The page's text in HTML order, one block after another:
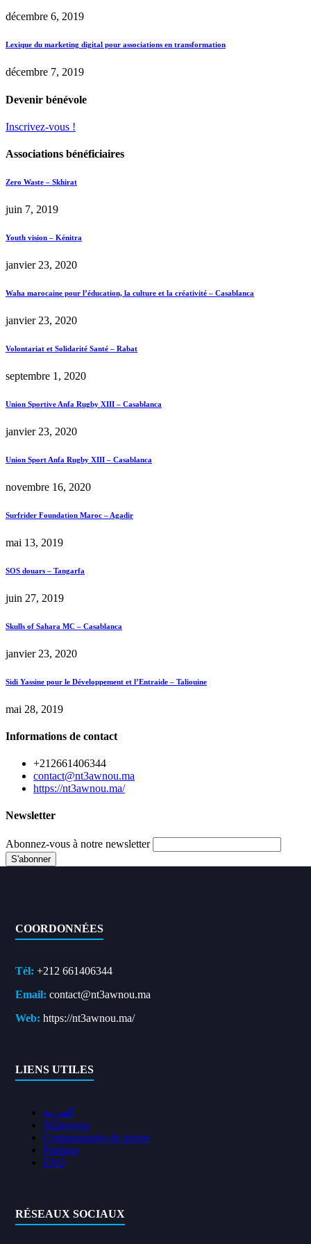
décembre 6, 2019
Lexique du marketing digital pour associations en transformation
décembre 7, 2019
Devenir bénévole
Inscrivez-vous !
Associations bénéficiaires
Zero Waste – Skhirat
juin 7, 2019
Youth vision – Kénitra
janvier 23, 2020
Waha marocaine pour l’éducation, la culture et la créativité – Casablanca
janvier 23, 2020
Volontariat et Solidarité Santé – Rabat
septembre 1, 2020
Union Sportive Anfa Rugby XIII – Casablanca
janvier 23, 2020
Union Sport Anfa Rugby XIII – Casablanca
novembre 16, 2020
Surfrider Foundation Maroc – Agadir
mai 13, 2019
SOS douars – Tangarfa
juin 27, 2019
Skulls of Sahara MC – Casablanca
janvier 23, 2020
Sidi Yassine pour le Développement et l’Entraide – Taliouine
mai 28, 2019
Informations de contact
+212661406344
contact@nt3awnou.ma
https://nt3awnou.ma/
Newsletter
Abonnez-vous à notre newsletter
COORDONNÉES
Tél: +212 661406344
Email: contact@nt3awnou.ma
Web: https://nt3awnou.ma/
LIENS UTILES
العربية
Nt3awnou
Communiqués de presse
Pratique
FAQ
RÉSEAUX SOCIAUX